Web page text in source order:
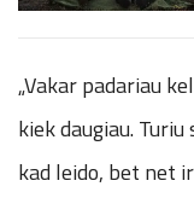
„Vakar padariau
kiek daugiau.
kad leido, bet net